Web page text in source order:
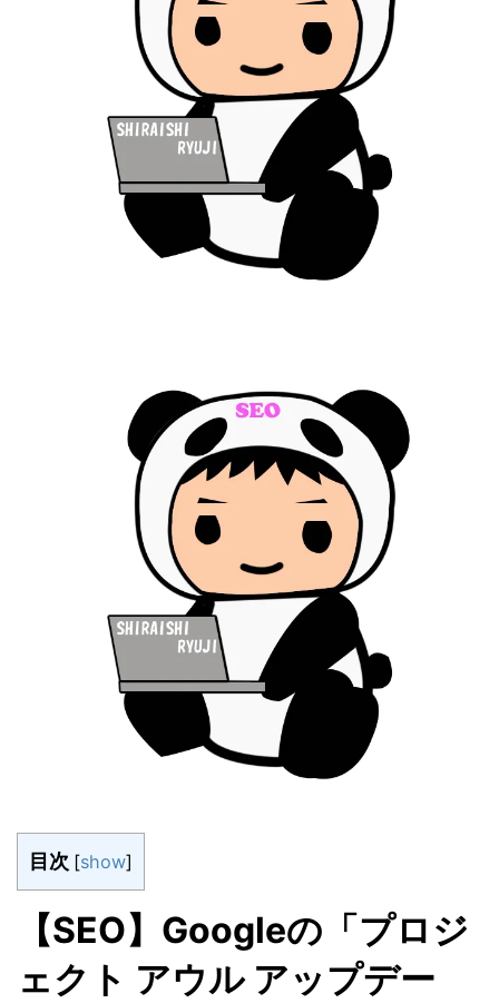
目次 [show]
【SEO】Googleの「プロジ
ェクト アウル アップデー